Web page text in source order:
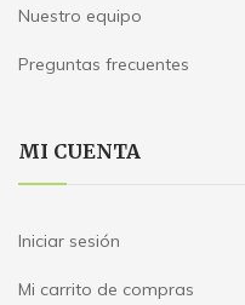
Nuestro equipo
Preguntas frecuentes
MI CUENTA
Iniciar sesión
Mi carrito de compras